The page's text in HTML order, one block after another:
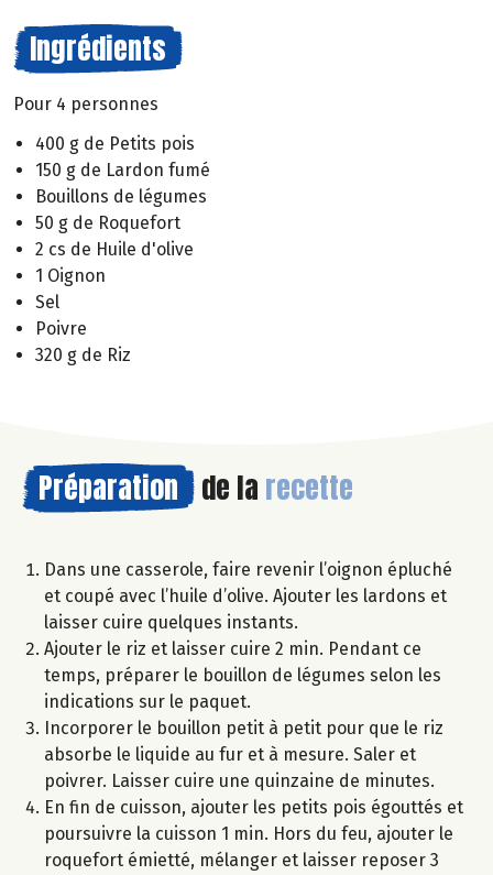
Ingrédients
Pour 4 personnes
400 g de Petits pois
150 g de Lardon fumé
Bouillons de légumes
50 g de Roquefort
2 cs de Huile d'olive
1 Oignon
Sel
Poivre
320 g de Riz
Préparation de la recette
Dans une casserole, faire revenir l’oignon épluché
et coupé avec l’huile d’olive. Ajouter les lardons et
laisser cuire quelques instants.
Ajouter le riz et laisser cuire 2 min. Pendant ce
temps, préparer le bouillon de légumes selon les
indications sur le paquet.
Incorporer le bouillon petit à petit pour que le riz
absorbe le liquide au fur et à mesure. Saler et
poivrer. Laisser cuire une quinzaine de minutes.
En fin de cuisson, ajouter les petits pois égouttés et
poursuivre la cuisson 1 min. Hors du feu, ajouter le
roquefort émietté, mélanger et laisser reposer 3